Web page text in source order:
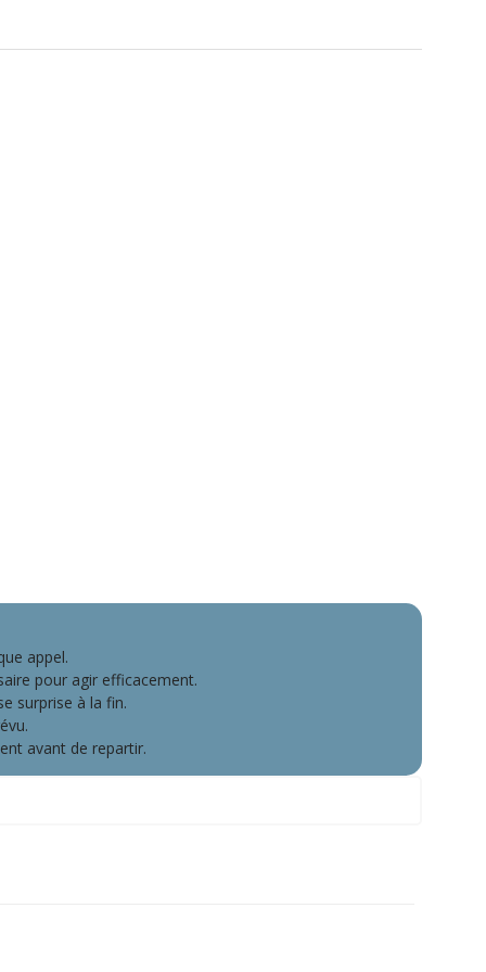
appel.
pour agir efficacement.
surprise à la fin.
avant de repartir.